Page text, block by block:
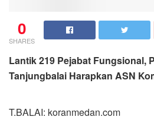
0
SHARES
Lantik 219 Pejabat Fungsional,
Tanjungbalai Harapkan ASN
T.BALAI: koranmedan.com